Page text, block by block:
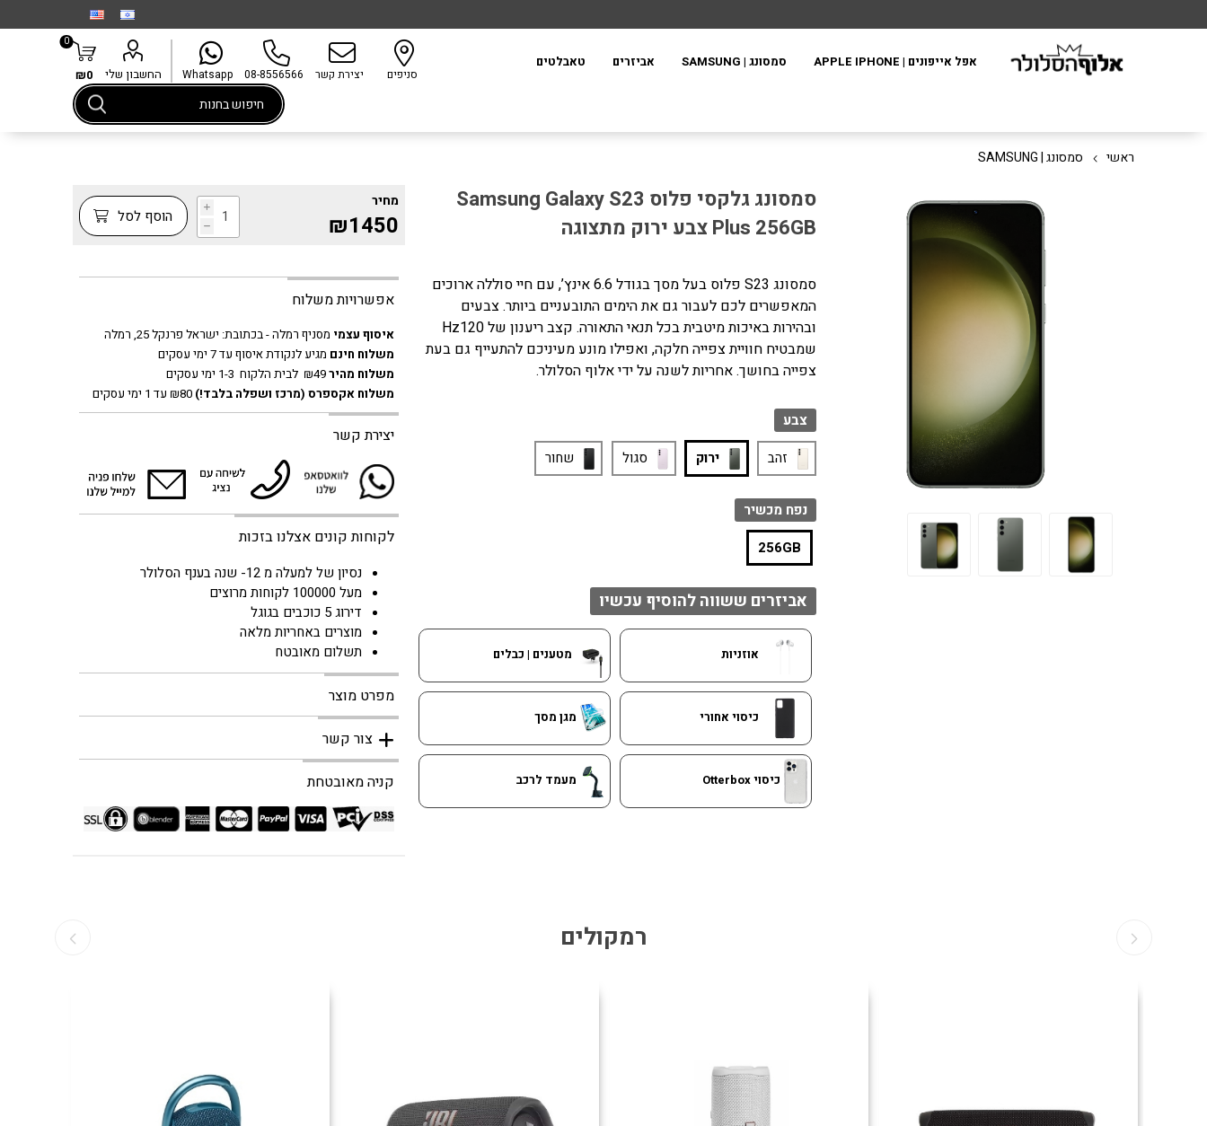
אפל אייפונים | APPLE IPHONE סמסונג | SAMSUNG אביזרים טאבלטים
סניפים יצירת קשר 08-8556566
Whatsapp החשבון שלי
0
₪0
ראשי סמסונג | SAMSUNG
סמסונג גלקסי פלוס Samsung Galaxy S23
Plus 256GB צבע ירוק מתצוגה
סמסונג S23 פלוס בעל מסך בגודל 6.6 אינץ’, עם חיי סוללה ארוכים
המאפשרים לכם לעבור גם את הימים התובעניים ביותר. צבעים
ובהירות באיכות מיטבית בכל תנאי התאורה. קצב ריענון של Hz120
שמבטיח חוויית צפייה חלקה, ואפילו מונע מעיניכם להתעייף גם בעת
צפייה בחושך. אחריות לשנה על ידי אלוף הסלולר.
צבע
זהב
ירוק סגול שחור
נפח מכשיר
256GB
אביזרים ששווה להוסיף עכשיו
אוזניות מטענים | כבלים
כיסוי אחורי מגן מסך
כיסוי Otterbox מעמד לרכב
מחיר
₪1450
i
h הוסף לסל
אפשרויות משלוח
איסוף עצמי מסניף רמלה - בכתובת: ישראל פרנקל 25, רמלה
משלוח חינם מגיע לנקודת איסוף עד 7 ימי עסקים
משלוח מהיר₪49 לבית הלקוח 1-3 ימי עסקים
משלוח אקספרס (מרכז ושפלה בלבד!) ₪80 עד 1 ימי עסקים
יצירת קשר
לקוחות קונים אצלנו בזכות
נסיון של למעלה מ 12- שנה בענף הסלולר
מעל 100000 לקוחות מרוצים
דירוג 5 כוכבים בגוגל
מוצרים באחריות מלאה
תשלום מאובטח
מפרט מוצר
צור קשר
קניה מאובטחת
רמקולים